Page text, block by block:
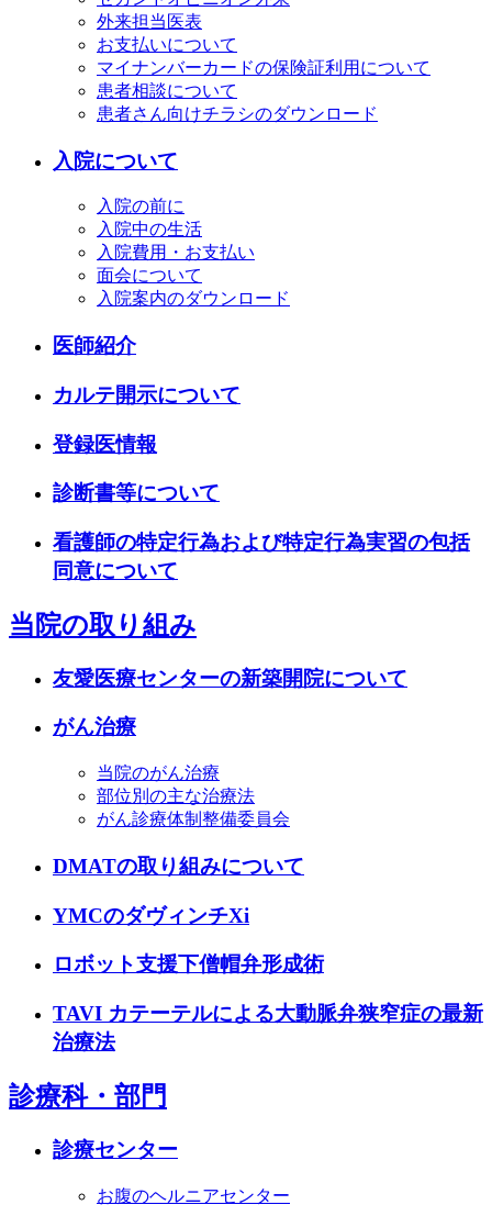
外来担当医表
お支払いについて
マイナンバーカードの保険証利用について
患者相談について
患者さん向けチラシのダウンロード
入院について
入院の前に
入院中の生活
入院費用・お支払い
面会について
入院案内のダウンロード
医師紹介
カルテ開示について
登録医情報
診断書等について
看護師の特定行為および特定行為実習の包括
同意について
当院の取り組み
友愛医療センターの新築開院について
がん治療
当院のがん治療
部位別の主な治療法
がん診療体制整備委員会
DMATの取り組みについて
YMCのダヴィンチXi
ロボット支援下僧帽弁形成術
TAVI カテーテルによる大動脈弁狭窄症の最新
治療法
診療科・部門
診療センター
お腹のヘルニアセンター